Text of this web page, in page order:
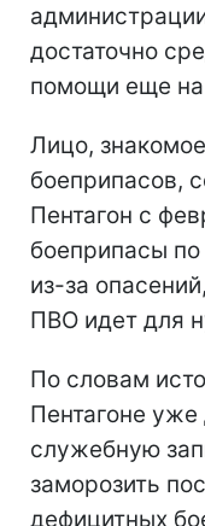
достаточно
помощи еще на
Лицо,
боеприпасов,
Пентагон с
боеприпасы по
из-за
ПВО идет для
По словам
Пентагоне уже
служебную
заморозить
дефицитных